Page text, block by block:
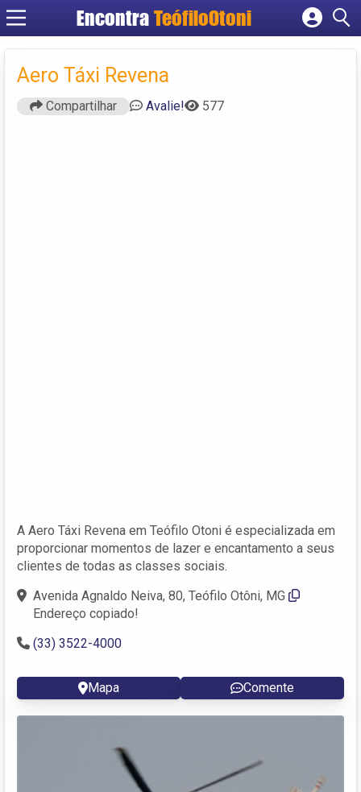
Encontra TeófiloOtoni
Cadastrar empresa
Criar conta
Aero Táxi Revena
Compartilhar Avalie! 577
A Aero Táxi Revena em Teófilo Otoni é especializada em
proporcionar momentos de lazer e encantamento a seus
clientes de todas as classes sociais.
Avenida Agnaldo Neiva, 80, Teófilo Otôni, MG
Endereço copiado!
(33) 3522-4000
Mapa Comente